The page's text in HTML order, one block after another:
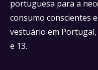
portuguesa para a
consumo conscientes
vestuário em Portugal,
e 13.